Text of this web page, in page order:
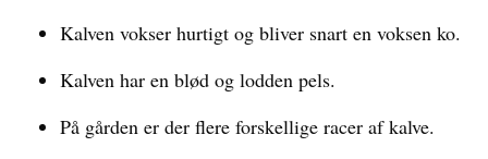
Kalven vokser hurtigt og bliver snart en voksen ko.
Kalven har en blød og lodden pels.
På gården er der flere forskellige racer af kalve.